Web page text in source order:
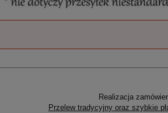
Realizacja
Przelew tradycyjny oraz szybkie